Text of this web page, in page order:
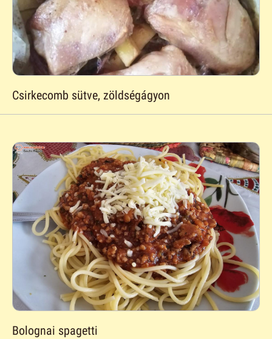
Csirkecomb sütve, zöldségágyon
Bolognai spagetti